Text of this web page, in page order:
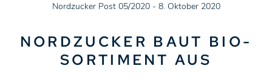
Nordzucker Post 05/2020 - 8. Oktober 2020
NORDZUCKER BAUT BIO-
SORTIMENT AUS